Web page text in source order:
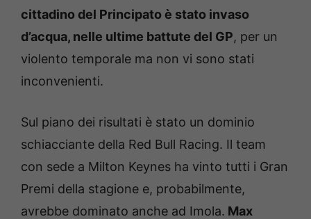
cittadino del Principato è stato invaso
d’acqua, nelle ultime battute del GP, per un
violento temporale ma non vi sono stati
inconvenienti.
Sul piano dei risultati è stato un dominio
schiacciante della Red Bull Racing. Il team
con sede a Milton Keynes ha vinto tutti i Gran
Premi della stagione e, probabilmente,
avrebbe dominato anche ad Imola. Max